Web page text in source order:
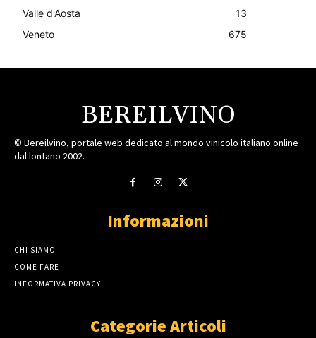
Valle d'Aosta
13
Veneto
675
BEREILVINO
© Bereilvino, portale web dedicato al mondo vinicolo italiano online
dal lontano 2002.
Informazioni
CHI SIAMO
COME FARE
INFORMATIVA PRIVACY
Categorie Articoli